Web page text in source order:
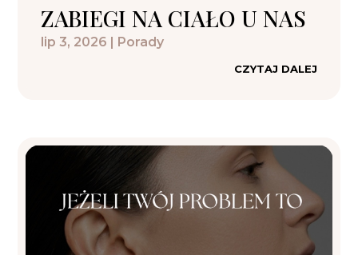
ZABIEGI NA CIAŁO U NAS
lip 3, 2026 Porady
CZYTAJ DALEJ